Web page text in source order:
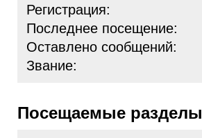
Регистрация:
Последнее посещение:
Оставлено сообщений:
Звание:
Посещаемые разделы